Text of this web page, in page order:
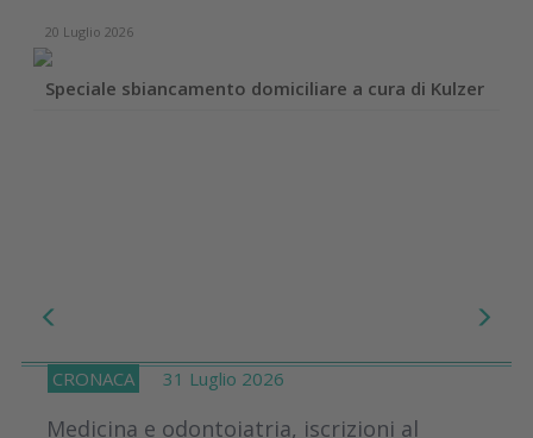
a cura di Kulzer Case report con linee implantari
CRONACA 31 Luglio 2026
Medicina e odontoiatria, iscrizioni al